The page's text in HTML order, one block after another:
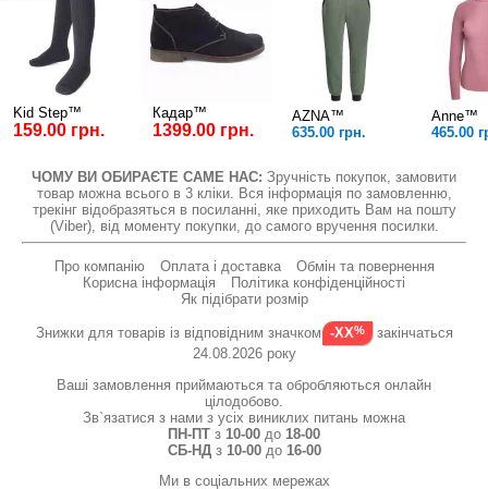
Kid Step™
159.00 грн.
Кадар™
1399.00 грн.
AZNA™
635.00 грн.
Anne™
465.00
ЧОМУ ВИ ОБИРАЄТЕ САМЕ НАС: Зручність покупок, замовити
товар можна всього в 3 кліки. Вся інформація по замовленню,
трекінг відобразяться в посиланні, яке приходить Вам на пошту
(Viber), від моменту покупки, до самого вручення посилки.
Про компанію Оплата і доставка
Обмін та повернення
Корисна інформація
Політика конфіденційності
Як підібрати розмір
Знижки для товарів із відповідним значком -XX
закінчаться
24.08.2026 року
Ваші замовлення приймаються та обробляються онлайн
цілодобово.
Зв`язатися з нами з усіх виниклих питань можна
ПН-ПТ з 10-00 до 18-00
СБ-НДз 10-00до 16-00
Ми в соціальних мережах